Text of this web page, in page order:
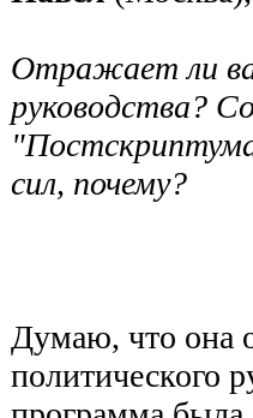
Отражает ли
руководства?
сил, почему?
Думаю, что она
политического